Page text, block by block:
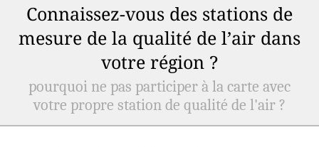
Connaissez-vous des stations de
mesure de la qualité de l’air dans
votre région ?
pourquoi ne pas participer à la carte avec
votre propre station de qualité de l'air ?